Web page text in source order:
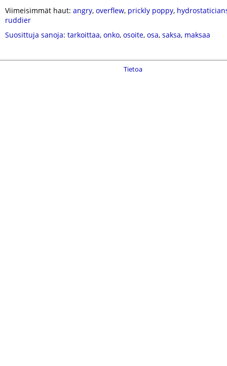
Viimeisimmät haut: angry, overflew, prickly poppy,
ruddier
Suosittuja sanoja: tarkoittaa, onko, osoite, osa, saksa, maksaa
Tietoa